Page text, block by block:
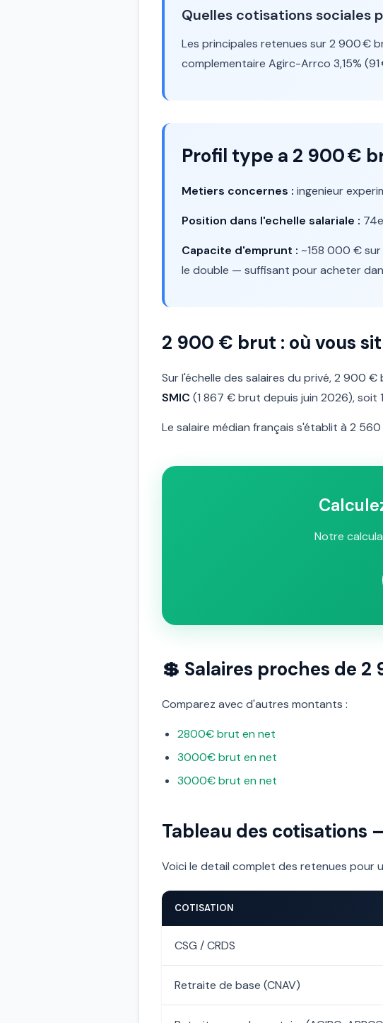
Quelles cotisations sociales
Les principales retenues sur 2 900 €
complementaire Agirc-Arrco 3,15%
Profil type a 2 900 €
Metiers concernes : ingenieur
Position dans l'echelle salariale :
Capacite d'emprunt : ~158 000 €
le double — suffisant pour acheter
2 900 € brut : où vous
Sur l'échelle des salaires du privé, 2 900
SMIC (1 867 € brut depuis juin 2026), soit
Le salaire médian français s'établit à 2
Notre
💲 Salaires proches de 2
Comparez avec d'autres montants :
2800€ brut en net
3000€ brut en net
3000€ brut en net
Tableau des cotisations
Voici le detail complet des retenues pour
COTISATION
CSG / CRDS
Retraite de base (CNAV)